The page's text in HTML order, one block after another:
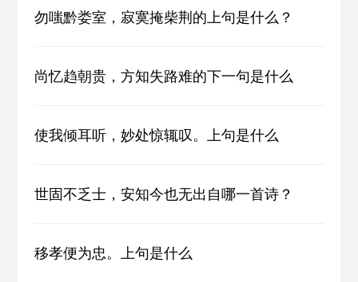
勿嗤黔娄室，寂寞掩柴荆的上句是什么？
尚忆趋朝贵，方知失路难的下一句是什么
使我倾耳听，妙处惊辄叹。上句是什么
世固不乏士，安知今也无出自哪一首诗？
移孝便为忠。上句是什么